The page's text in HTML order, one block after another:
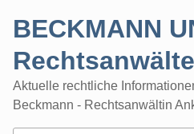
BECKMANN
Aktuelle rechtliche
Beckmann - Rechtsanwältin